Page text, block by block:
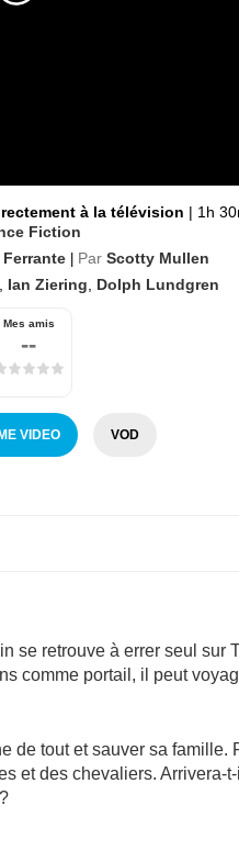
à la télévision | 1h
Fiction
| Par Scotty Mullen
Ian Ziering Dolph Lundgren
Mes amis
--
VIDEO VOD
se retrouve à errer seul sur
comme portail, il peut
de tout et sauver sa famille.
et des chevaliers. Arrivera-